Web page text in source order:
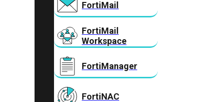
FortiMail
FortiMail
Workspace
FortiManager
FortiNAC